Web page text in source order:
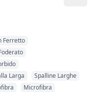
Ferretto
Larga
Spalline Larghe
Microfibra